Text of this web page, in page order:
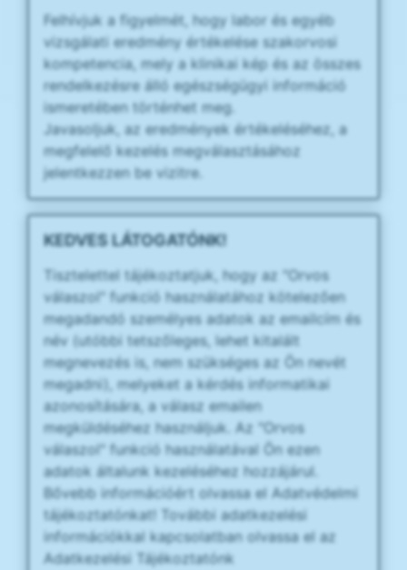
Felhívjuk a figyelmét, hogy labor és egyéb
vizsgálati eredmény értékelése szakorvosi
kompetencia, mely a klinikai kép és az összes
rendelkezésre álló egészségügyi információ
ismeretében történhet meg.
Javasoljuk, az eredmények értékeléséhez, a
megfelelő kezelés megválasztásához
jelentkezzen be vizitre.
KEDVES LÁTOGATÓNK!
Tisztelettel tájékoztatjuk, hogy az "Orvos
válaszol" funkció használatához kötelezően
megadandó személyes adatok az emailcím és
név (utóbbi tetszőleges, lehet kitalált
megnevezés is, nem szükséges az Ön nevét
megadni), melyeket a kérdés informatikai
azonosítására, a válasz emailen
megküldéséhez használjuk. Az "Orvos
válaszol" funkció használatával Ön ezen
adatok általunk kezeléséhez hozzájárul.
Bővebb információért olvassa el Adatvédelmi
tájékoztatónkat! További adatkezelési
információkkal kapcsolatban olvassa el az
Adatkezelési Tájékoztatónk